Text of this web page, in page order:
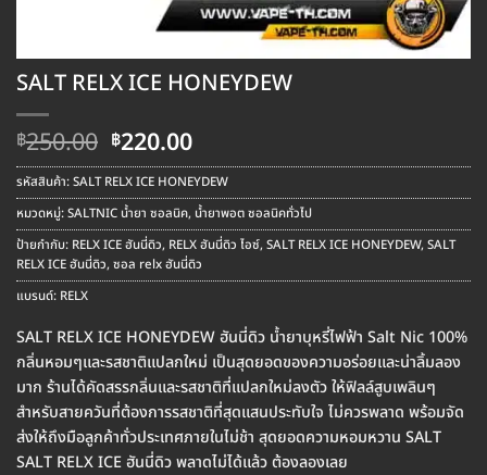
SALT RELX ICE HONEYDEW
฿250.00 Original
price
was:
฿250.00.
฿220.00Current
price
is:
฿220.00.
รหัสสินค้า:SALT RELX ICE HONEYDEW
หมวดหมู่:SALTNIC น้ำยา ซอลนิค, น้ำยาพอต ซอลนิคทั่วไป
ป้ายกำกับ: RELX ICE ฮันนี่ดิว, RELX ฮันนี่ดิว ไอซ์, SALT RELX ICE HONEYDEW, SALT
RELX ICE ฮันนี่ดิว, ซอล relx ฮันนี่ดิว
แบรนด์: RELX
SALT RELX ICE HONEYDEW ฮันนี่ดิว น้ำยาบุหรี่ไฟฟ้า Salt Nic 100%
กลิ่นหอมๆและรสชาติแปลกใหม่ เป็นสุดยอดของความอร่อยและน่าลิ้มลอง
มาก ร้านได้คัดสรรกลิ่นและรสชาติที่แปลกใหม่ลงตัว ให้ฟิลล์สูบเพลินๆ
สำหรับสายควันที่ต้องการรสชาติที่สุดแสนประทับใจ ไม่ควรพลาด พร้อมจัด
ส่งให้ถึงมือลูกค้าทั่วประเทศภายในไม่ช้า สุดยอดความหอมหวาน SALT
SALT RELX ICE ฮันนี่ดิว พลาดไม่ได้แล้ว ต้องลองเลย